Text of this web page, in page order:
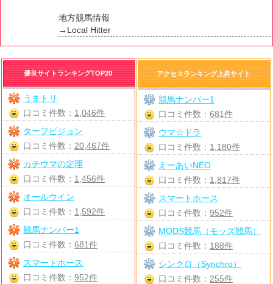
地方競馬情報
→Local Hitter
優良サイトランキングTOP20
うまトリ
口コミ件数： 1,046件
ターフビジョン
口コミ件数： 20,467件
カチウマの定理
口コミ件数： 1,456件
オールウイン
口コミ件数： 1,592件
競馬ナンバー1
口コミ件数：681件
スマートホース
口コミ件数：952件
アクセスランキング上昇サイト
競馬ナンバー1
口コミ件数： 681件
ウマ☆ドラ
口コミ件数： 1,180件
えーあいNEO
口コミ件数： 1,817件
スマートホース
口コミ件数： 952件
MODS競馬（モッズ競馬）
口コミ件数： 188件
シンクロ（Synchro）
口コミ件数： 255件